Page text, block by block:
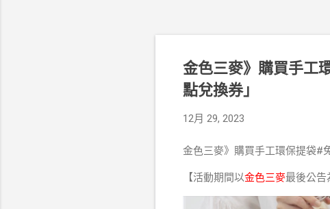
金色三麥》購買手工
點兌換券」
12月 29, 2023
金色三麥》購買手工環保提袋#
【活動期間以金色三麥最後公告